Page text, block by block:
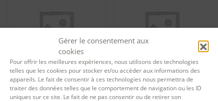
Gérer le consentement aux
cookies
Pour offrir les meilleures expériences, nous utilisons des technologies
telles que les cookies pour stocker et/ou accéder aux informations des
appareils. Le fait de consentir à ces technologies nous permettra de
traiter des données telles que le comportement de navigation ou les ID
uniques sur ce site. Le fait de ne pas consentir ou de retirer son
Tarif formation permanente
Faire émerger un projet
Tarif formation permanente
Faire émerger un projet